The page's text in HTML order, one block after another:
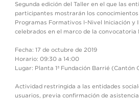
Segunda edición del Taller en el que las
participantes mostrarán los conocimientos
Programas Formativos I-Nivel Iniciación y
celebrados en el marco de la convocatoria
Fecha: 17 de octubre de 2019
Horario: 09:30 a 14:00
Lugar: Planta 1ª Fundación Barrié (Cantón
Actividad restringida a las entidades
usuarios, previa confirmación de